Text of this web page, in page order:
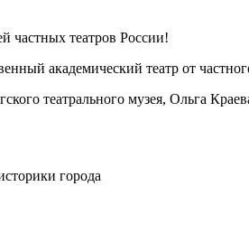
частных театров России!
академический театр от
театрального музея, Ольга
города